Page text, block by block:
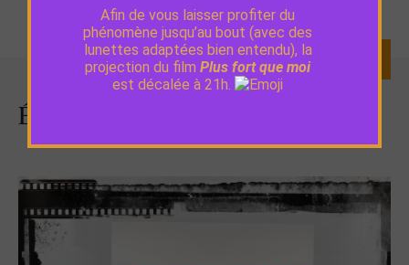
TOUTE LA PROGRAMMATION
Évènements
Afin de vous laisser profiter du
phénomène jusqu’au bout (avec des
lunettes adaptées bien entendu), la
projection du film Plus fort que moi
est décalée à 21h.